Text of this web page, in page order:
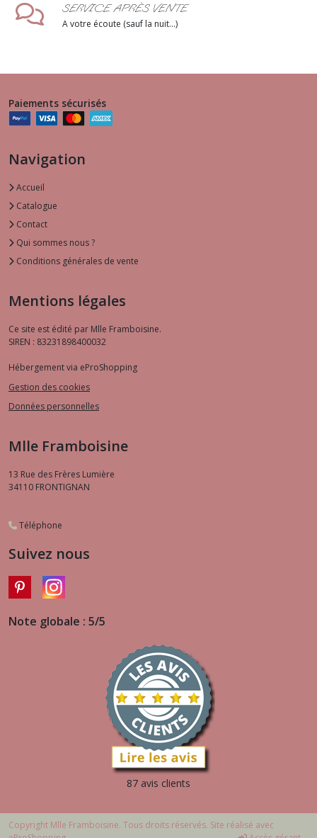
SERVICE APRÈS VENTE
A votre écoute (sauf la nuit...)
Paiements sécurisés
Navigation
Accueil
Catalogue
Contact
Qui sommes nous ?
Conditions générales de vente
Mentions légales
Ce site est édité par Mlle Framboisine.
SIREN : 83231898400032
Hébergement via eProShopping
Gestion des cookies
Données personnelles
Mlle Framboisine
13 Rue des Frères Lumière
34110 FRONTIGNAN
Téléphone
Suivez nous
Note globale : 5/5
87 avis clients
Copyright Mlle Framboisine. Tous droits réservés. Site réalisé avec